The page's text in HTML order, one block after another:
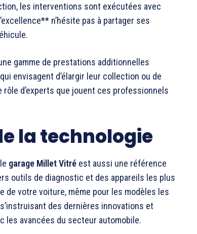
les interventions sont exécutées avec
n’hésite pas à partager ses
gamme de prestations additionnelles
envisagent d’élargir leur collection ou de
d’experts que jouent ces professionnels
la technologie
garage Millet Vitré est aussi une référence
outils de diagnostic et des appareils les plus
de votre voiture, même pour les modèles les
des dernières innovations et
les avancées du secteur automobile.